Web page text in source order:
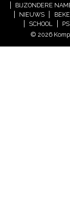
BIJZONDERE
NIEUWS
SCHOOL
© 2026